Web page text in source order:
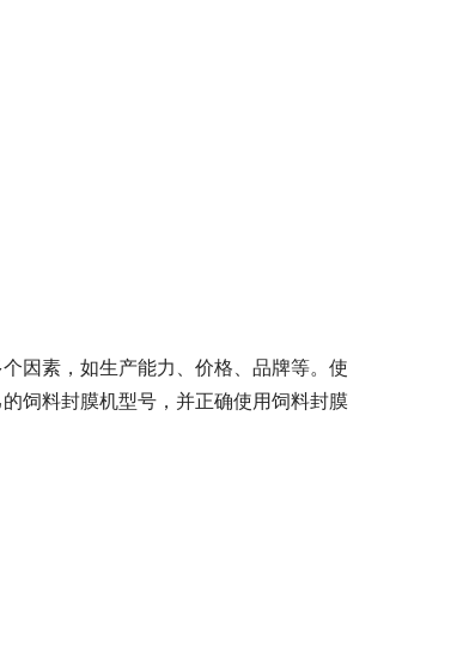
因素，如生产能力、价格、品牌等。使
饲料封膜机型号，并正确使用饲料封膜